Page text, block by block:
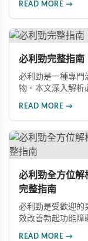
READ MORE →
必利勁完整指南
必利勁是一種專門
物。本文深入解析
READ MORE →
必利勁全方位解
完整指南
必利勁是受歡迎的
效改善勃起功能障
READ MORE →